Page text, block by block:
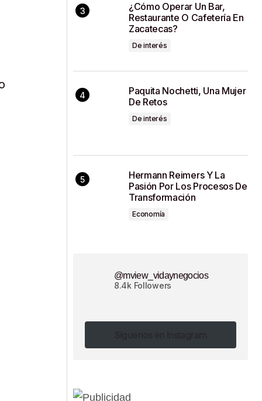
¿Cómo Operar Un Bar,
Restaurante O Cafetería En
Zacatecas?
De interés
Paquita Nochetti, Una Mujer
De Retos
De interés
Hermann Reimers Y La
Pasión Por Los Procesos De
Transformación
Economía
@mview_vidaynegocios
8.4k Followers
Síguenos en Instagram
Síguenos en Instagram